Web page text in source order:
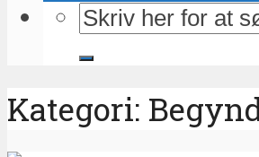
Kategori: